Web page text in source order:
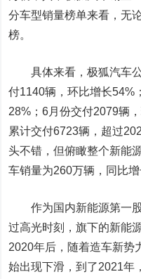
分车型销量榜单来看，无
榜。
具体来看，极狐汽车公
付1140辆，环比增长54%
28%；6月份交付2079辆
累计交付6723辆，超过
头不错，但俯瞰整个新能
车销量为260万辆，同比增
作为国内新能源第一股
过高光时刻，旗下的新能
2020年后，随着造车新势
始出现下滑，到了2021年